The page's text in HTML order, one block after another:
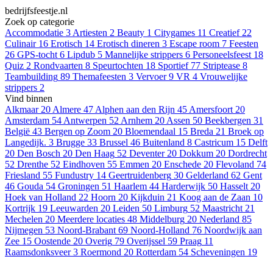
bedrijfsfeestje.nl
Zoek op categorie
Accommodatie 3 Artiesten 2 Beauty 1 Citygames 11 Creatief 22
Culinair 16 Erotisch 14 Erotisch dineren 3 Escape room 7 Feesten
26 GPS-tocht 6 Lipdub 5 Mannelijke strippers 6 Personeelsfeest 18
Quiz 2 Rondvaarten 8 Speurtochten 18 Sportief 77 Striptease 8
Teambuilding 89 Themafeesten 3 Vervoer 9 VR 4 Vrouwelijke
strippers 2
Vind binnen
Alkmaar 20 Almere 47 Alphen aan den Rijn 45 Amersfoort 20
Amsterdam 54 Antwerpen 52 Arnhem 20 Assen 50 Beekbergen 31
België 43 Bergen op Zoom 20 Bloemendaal 15 Breda 21 Broek op
Langedijk. 3 Brugge 33 Brussel 46 Buitenland 8 Castricum 15 Delft
20 Den Bosch 20 Den Haag 52 Deventer 20 Dokkum 20 Dordrecht
52 Drenthe 52 Eindhoven 55 Emmen 20 Enschede 20 Flevoland 74
Friesland 55 Fundustry 14 Geertruidenberg 30 Gelderland 62 Gent
46 Gouda 54 Groningen 51 Haarlem 44 Harderwijk 50 Hasselt 20
Hoek van Holland 22 Hoorn 20 Kijkduin 21 Koog aan de Zaan 10
Kortrijk 19 Leeuwarden 20 Leiden 50 Limburg 52 Maastricht 21
Mechelen 20 Meerdere locaties 48 Middelburg 20 Nederland 85
Nijmegen 53 Noord-Brabant 69 Noord-Holland 76 Noordwijk aan
Zee 15 Oostende 20 Overig 79 Overijssel 59 Praag 11
Raamsdonksveer 3 Roermond 20 Rotterdam 54 Scheveningen 19